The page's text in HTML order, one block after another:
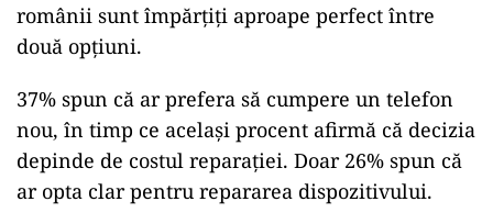
românii sunt împărțiți aproape perfect între
două opțiuni.
37% spun că ar prefera să cumpere un telefon
nou, în timp ce același procent afirmă că decizia
depinde de costul reparației. Doar 26% spun că
ar opta clar pentru repararea dispozitivului.